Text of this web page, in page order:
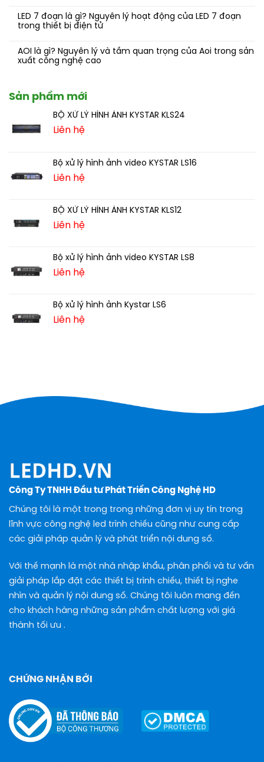
LED 7 đoạn là gì? Nguyên lý hoạt động của LED 7 đoạn
trong thiết bị điện tử
AOI là gì? Nguyên lý và tầm quan trọng của Aoi trong sản
xuất công nghệ cao
Sản phẩm mới
BỘ XỬ LÝ HÌNH ẢNH KYSTAR KLS24
Liên hệ
Bộ xử lý hình ảnh video KYSTAR LS16
Liên hệ
BỘ XỬ LÝ HÌNH ẢNH KYSTAR KLS12
Liên hệ
Bộ xử lý hình ảnh video KYSTAR LS8
Liên hệ
Bộ xử lý hình ảnh Kystar LS6
Liên hệ
Công Ty TNHH Đầu tư Phát Triển Công Nghệ HD
Chúng tôi là một trong trong những đơn vị uy tín trong
lĩnh vực công nghệ led trình chiếu cũng như cung cấp
các giải pháp quản lý và phát triển nội dung số.
Với thế mạnh là một nhà nhập khẩu, phân phối và tư vấn
giải pháp lắp đặt các thiết bị trình chiếu, thiết bị nghe
nhìn và quản lý nội dung số. Chúng tôi luôn mang đến
cho khách hàng những sản phẩm chất lượng với giá
thành tối ưu .
CHỨNG NHẬN BỞI